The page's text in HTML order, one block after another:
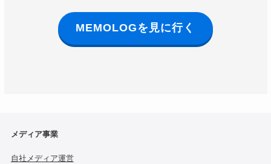
MEMOLOGを見に行く
メディア事業
自社メディア運営